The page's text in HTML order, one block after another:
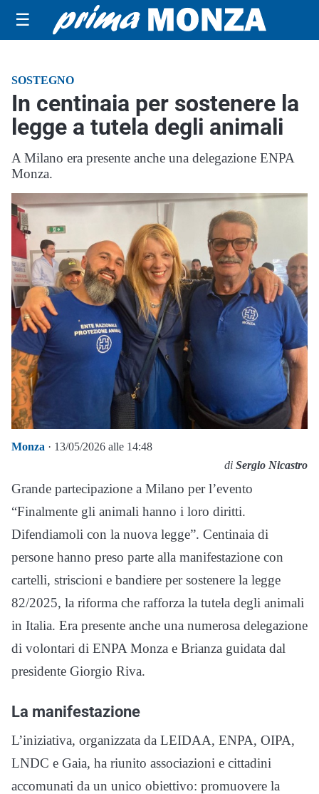
☰
SOSTEGNO
In centinaia per sostenere la
legge a tutela degli animali
A Milano era presente anche una delegazione ENPA
Monza.
Monza · 13/05/2026 alle 14:48
di Sergio Nicastro
Grande partecipazione a Milano per l’evento
“Finalmente gli animali hanno i loro diritti.
Difendiamoli con la nuova legge”. Centinaia di
persone hanno preso parte alla manifestazione con
cartelli, striscioni e bandiere per sostenere la legge
82/2025, la riforma che rafforza la tutela degli animali
in Italia. Era presente anche una numerosa delegazione
di volontari di ENPA Monza e Brianza guidata dal
presidente Giorgio Riva.
La manifestazione
L’iniziativa, organizzata da LEIDAA, ENPA, OIPA,
LNDC e Gaia, ha riunito associazioni e cittadini
accomunati da un unico obiettivo: promuovere la